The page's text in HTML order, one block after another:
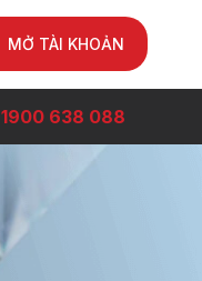
MỞ TÀI KHOẢN
1900 638 088